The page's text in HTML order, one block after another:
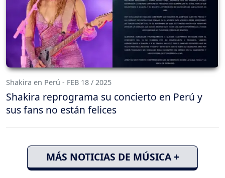
Shakira en Perú - FEB 18 / 2025
Shakira reprograma su concierto en Perú y
sus fans no están felices
MÁS NOTICIAS DE MÚSICA +